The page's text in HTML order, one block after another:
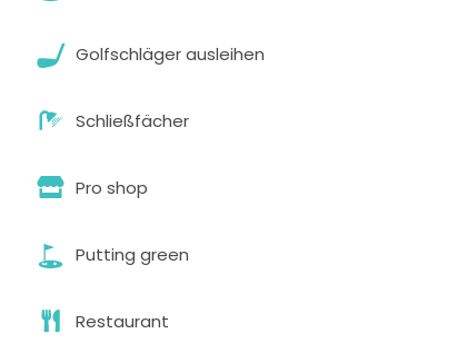
Golfschläger ausleihen
Schließfächer
Pro shop
Putting green
Restaurant